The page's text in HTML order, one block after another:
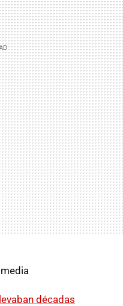
décadas